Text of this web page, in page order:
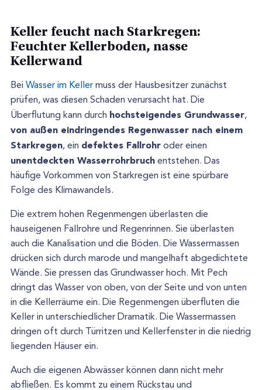
Keller feucht nach Starkregen:
Feuchter Kellerboden, nasse
Kellerwand
Bei Wasser im Keller muss der Hausbesitzer zunächst
prüfen, was diesen Schaden verursacht hat. Die
Überflutung kann durch hochsteigendes Grundwasser,
von außen eindringendes Regenwasser nach einem
Starkregen, ein defektes Fallrohr oder einen
unentdeckten Wasserrohrbruch entstehen. Das
häufige Vorkommen von Starkregen ist eine spürbare
Folge des Klimawandels.
Die extrem hohen Regenmengen überlasten die
hauseigenen Fallrohre und Regenrinnen. Sie überlasten
auch die Kanalisation und die Böden. Die Wassermassen
drücken sich durch marode und mangelhaft abgedichtete
Wände. Sie pressen das Grundwasser hoch. Mit Pech
dringt das Wasser von oben, von der Seite und von unten
in die Kellerräume ein. Die Regenmengen überfluten die
Keller in unterschiedlicher Dramatik. Die Wassermassen
dringen oft durch Türritzen und Kellerfenster in die niedrig
liegenden Häuser ein.
Auch die eigenen Abwässer können dann nicht mehr
abfließen. Es kommt zu einem Rückstau und